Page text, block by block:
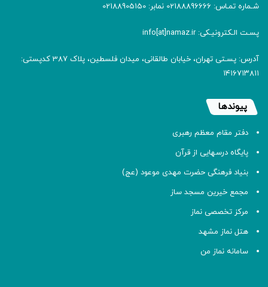
شـماره تمـاس: 02188896666 نمابر: 02188905150
پسـت الـکترونیـکی: info[at]namaz.ir
آدرس: پسـتی تهران، خیابان طالقانی، میدان فلسطین، پلاک 387 کدپستی:
۱۴۱۶۷۱۳۸۱۱
پیوندها
دفتر مقام معظم رهبری
پایگاه درسهایی از قرآن
بنیاد فرهنگی حضرت مهدی موعود (عج)
مجمع خیرین مسجد ساز
مرکز تخصصی نماز
هتل نماز مشهد
سامانه نماز من